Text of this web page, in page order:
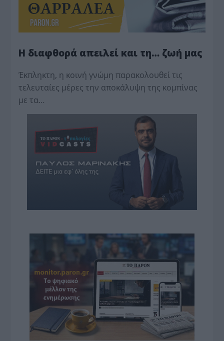
Η διαφθορά απειλεί και τη… ζωή μας
Έκπληκτη, η κοινή γνώμη παρακολουθεί τις
τελευταίες μέρες την αποκάλυψη της κο­μπίνας
με τα…